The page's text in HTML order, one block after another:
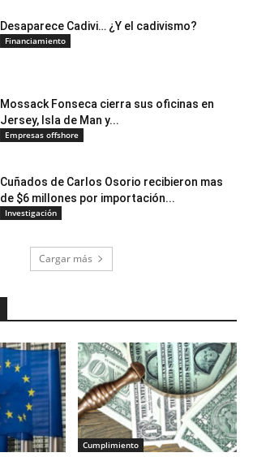
Desaparece Cadivi… ¿Y el cadivismo?
Financiamiento
Mossack Fonseca cierra sus oficinas en
Jersey, Isla de Man y...
Empresas offshore
Cuñados de Carlos Osorio recibieron mas
de $6 millones por importación...
Investigación
Cargar más
Cumplimiento